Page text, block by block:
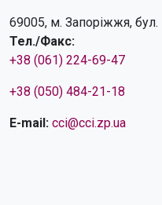
69005, м. Запоріжжя,
Тел./Факс:
+38 (061) 224-69-47
+38 (050) 484-21-18
E-mail: cci@cci.zp.ua